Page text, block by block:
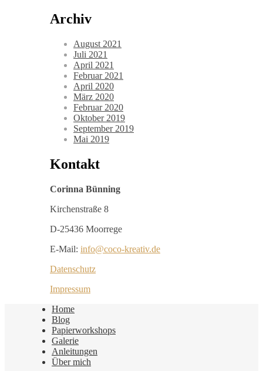
Archiv
August 2021
Juli 2021
April 2021
Februar 2021
April 2020
März 2020
Februar 2020
Oktober 2019
September 2019
Mai 2019
Kontakt
Corinna Bünning
Kirchenstraße 8
D-25436 Moorrege
E-Mail: info@coco-kreativ.de
Datenschutz
Impressum
Home
Blog
Papierworkshops
Galerie
Anleitungen
Über mich